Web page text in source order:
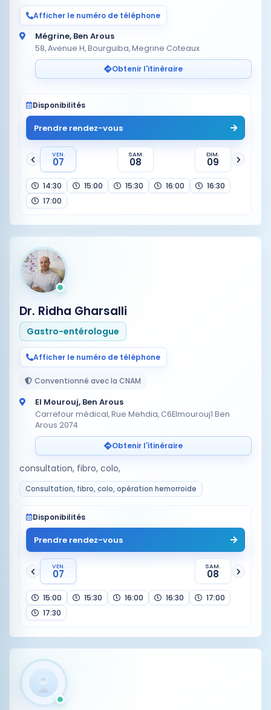
Afficher le numéro de téléphone
Mégrine, Ben Arous
58, Avenue H, Bourguiba, Megrine Coteaux
Obtenir l'itinéraire
Disponibilités
Prendre rendez-vous
VEN.
07
SAM.
08
DIM.
09
14:30 15:00 15:30 16:00
16:30
17:00
Dr. Ridha Gharsalli
Gastro-entérologue
Afficher le numéro de téléphone
Conventionné avec la CNAM
El Mourouj, Ben Arous
Carrefour médical, Rue Mehdia, C6Elmourouj1 Ben
Arous 2074
Obtenir l'itinéraire
consultation, fibro, colo,
Consultation, fibro, colo, opération hemorroide
Disponibilités
Prendre rendez-vous
VEN.
07
SAM.
08
15:00 15:30 16:00 16:30
17:00
17:30